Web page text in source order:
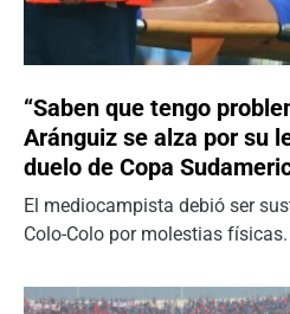
“Saben que tengo
Aránguiz se alza por su
duelo de Copa
El mediocampista debió ser
Colo-Colo por molestias físicas.